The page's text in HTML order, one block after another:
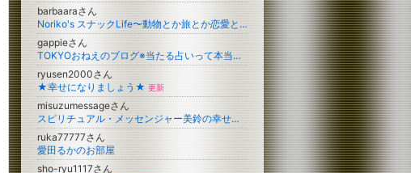
barbaaraさん
Noriko's スナックLife〜動物とか旅とか恋愛とか〜
gappieさん
TOKYOおねえのブログ※当たる占いって本当にあるの？？＆エンタメニュース
ryusen2000さん
★幸せになりましょう★ 更新
misuzumessageさん
スピリチュアル・メッセンジャー美鈴の幸せを引き寄せる7つの法則
ruka77777さん
愛田るかのお部屋
sho-ryu1117さん